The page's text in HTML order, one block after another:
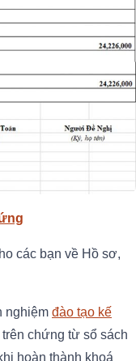
các bạn về Hồ sơ,
nghiệm đào tạo kế
chứng từ sổ sách
hoàn thành khoá